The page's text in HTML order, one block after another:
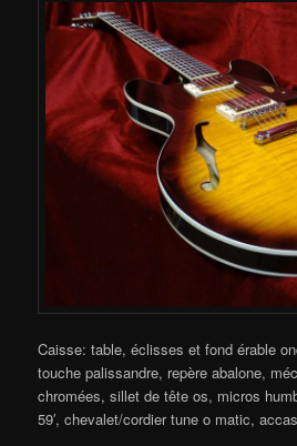
Caisse: table, éclisses et fond érable
touche palissandre, repère abalone,
chromées, sillet de tête os, micros
59′, chevalet/cordier tune o matic,